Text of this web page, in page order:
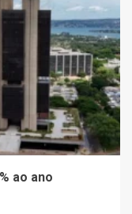
ao ano